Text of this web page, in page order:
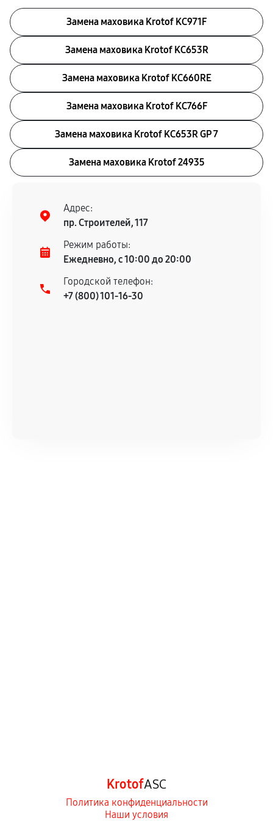
Замена маховика Krotof KC971F
Замена маховика Krotof KC653R
Замена маховика Krotof KC660RE
Замена маховика Krotof KC766F
Замена маховика Krotof KC653R GP 7
Замена маховика Krotof 24935
Адрес:
пр. Строителей, 117
Режим работы:
Ежедневно, с 10:00 до 20:00
Городской телефон:
+7 (800) 101-16-30
KrotofASC
Политика конфиденциальности
Наши условия